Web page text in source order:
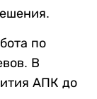
по
В
АПК до